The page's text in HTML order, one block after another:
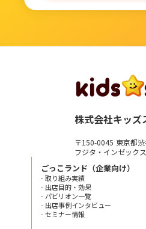
株式会社キッズ
〒150-0045 東京都
フジタ・インゼック
ごっこランド（企業向け）
- 取り組み実績
- 出店目的・効果
- パビリオン一覧
- 出店事例インタビュー
- セミナー情報